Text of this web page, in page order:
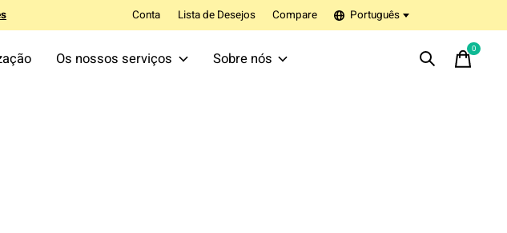
Conta Lista de Desejos Compare Português
Os nossos serviços Sobre nós
0items